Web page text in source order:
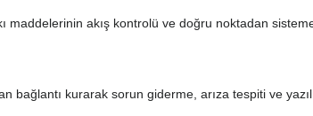
maddelerinin akış kontrolü ve doğru noktadan
bağlantı kurarak sorun giderme, arıza tespiti ve